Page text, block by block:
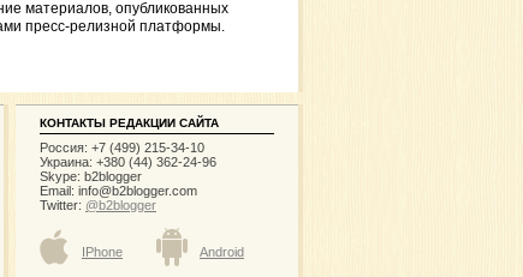
материалов, опубликованных
пресс-релизной платформы.
КОНТАКТЫ РЕДАКЦИИ САЙТА
Россия: +7 (499) 215-34-10
Украина: +380 (44) 362-24-96
Skype: b2blogger
Email: info@b2blogger.com
Twitter: @b2blogger
IPhone Android